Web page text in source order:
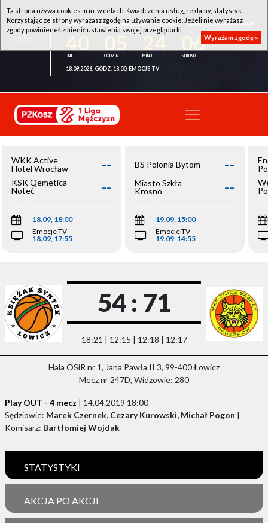
WKK ACTIVE HOTEL WROCŁAW - KSK QEMETICA NOTEĆ INOWROCŁAW
06
18.09.2026, GODZ. 18:00, EMOCJE TV
WKK Active
Hotel Wrocław
--
KSK Qemetica
Noteć
Inowrocław
--
18.09, 18:00
Emocje TV
18.09, 17:55
BS Polonia Bytom --
Miasto Szkła
Krosno
--
19.09, 15:00
Emocje TV
19.09, 14:55
54 : 71
18:21 | 12:15 | 12:18 | 12:17
Hala OSiR nr 1, Jana Pawła II 3, 99-400 Łowicz
Mecz nr 247D, Widzowie: 280
Play OUT - 4 mecz | 14.04.2019 18:00
Sędziowie: Marek Czernek, Cezary Kurowski, Michał Pogon |
Komisarz: Bartłomiej Wojdak
STATYSTYKI
AKCJA PO AKCJI
Ta strona używa cookies m.in. w celach: świadczenia usług, reklamy, statystyk.
Korzystając ze strony wyrażasz zgodę na używanie cookie. Jeżeli nie wyrażasz
zgody powinieneś zmienić ustawienia swojej przeglądarki.
Wyrażam zgodę »